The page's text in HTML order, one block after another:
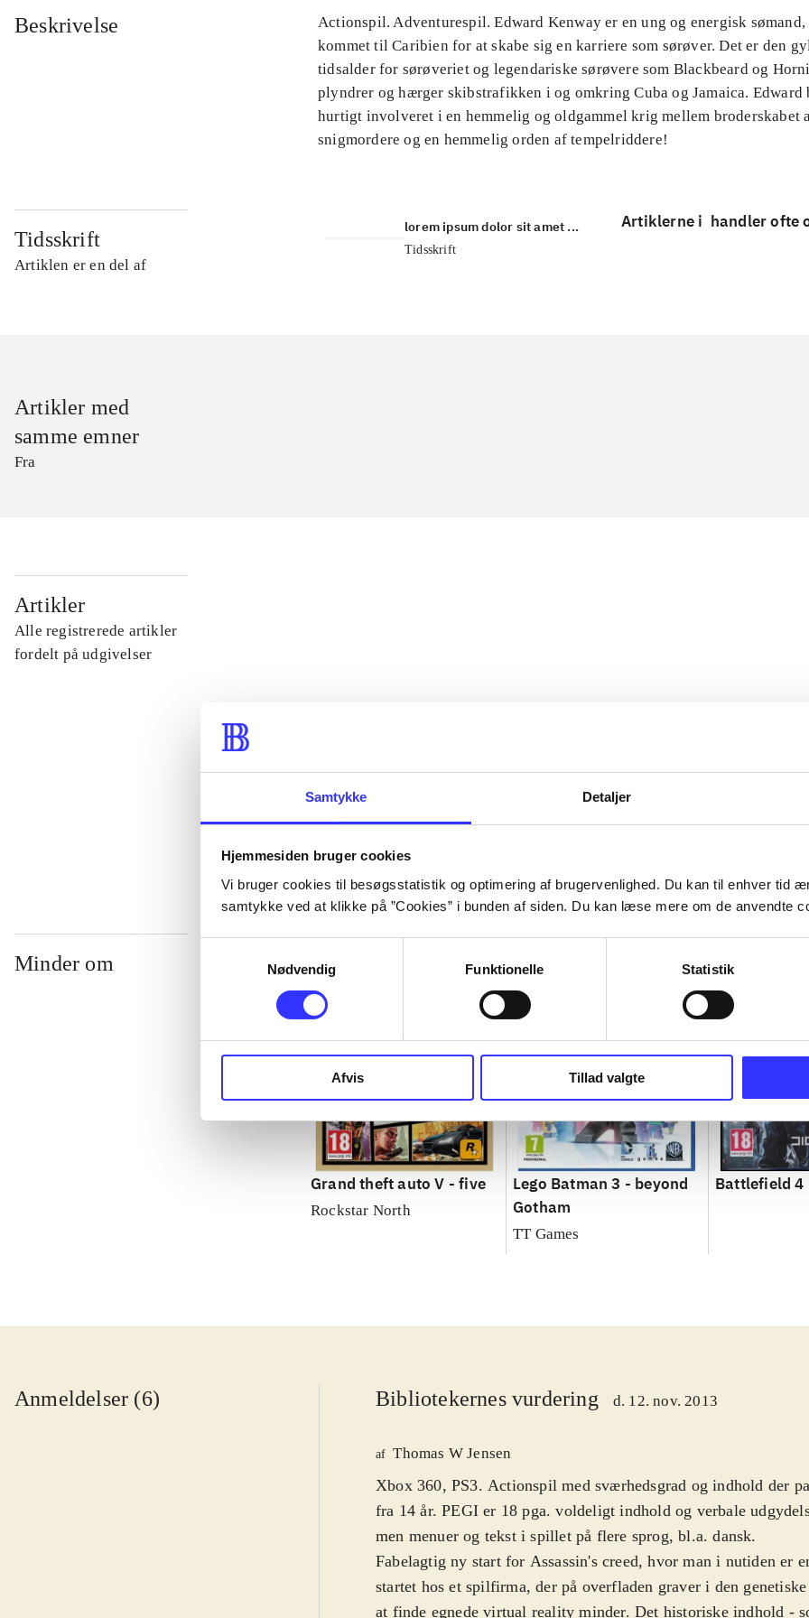
Samtykke Detaljer
Hjemmesiden bruger cookies
Vi bruger cookies til besøgsstatistik og optimering af brugervenlighed. Du kan til enhver tid
samtykke ved at klikke på ”Cookies” i bunden af siden. Du kan læse mere om de anvendte
Nødvendig
Funktionelle Statistik
Afvis Tillad valgte
Beskrivelse
Actionspil. Adventurespil. Edward Kenway er en ung og energisk sømand,
kommet til Caribien for at skabe sig en karriere som sørøver. Det er den
tidsalder for sørøveriet og legendariske sørøvere som Blackbeard og
plyndrer og hærger skibstrafikken i og omkring Cuba og Jamaica. Edward
hurtigt involveret i en hemmelig og oldgammel krig mellem broderskabet
snigmordere og en hemmelig orden af tempelriddere!
Tidsskrift
Artiklen er en del af
lorem ipsum dolor sit amet ...
Tidsskrift
Artiklerne i handler ofte
Artikler med
samme emner
Fra
Artikler
Alle registrerede artikler
fordelt på udgivelser
...
Minder om
Grand theft auto V - five
Rockstar North
Lego Batman 3 - beyond
Gotham
TT Games
Battlefield 4
Anmeldelser (6) Bibliotekernes vurdering d. 12. nov. 2013
af Thomas W Jensen
Xbox 360, PS3. Actionspil med sværhedsgrad og indhold der
fra 14 år. PEGI er 18 pga. voldeligt indhold og verbale
men menuer og tekst i spillet på flere sprog, bl.a. dansk.
Fabelagtig ny start for Assassin's creed, hvor man i nutiden er
startet hos et spilfirma, der på overfladen graver i den
at finde egnede virtual reality minder. Det historiske indhold -